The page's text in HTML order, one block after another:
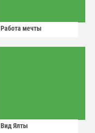
Работа мечты
Вид Ялты